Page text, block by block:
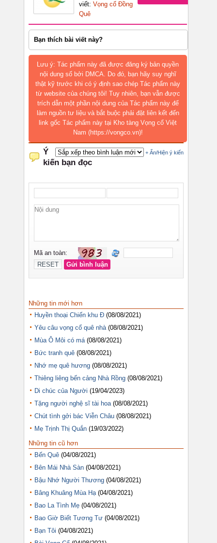
viết: Vọng cổ Đồng
Quê
Bạn thích bài viết này?
Lưu ý: Tác phẩm này đã được đăng ký bản quyền
nội dung số bởi DMCA. Do đó, bạn hãy suy nghĩ
thật kỹ trước khi có ý định sao chép Tác phẩm này
từ website của chúng tôi! Tuy nhiên, bạn vẫn được
trích dẫn một phần nội dung của Tác phẩm này để
làm nguồn tư liệu và bắt buộc phải đặt liên kết đến
link gốc Tác phẩm này tại Kho tàng Vọng cổ Việt
Nam (https://vongco.vn)!
Những tin mới hơn
Huyền thoại Chiến khu Đ (08/08/2021)
Yêu câu vọng cổ quê nhà (08/08/2021)
Mùa Ô Môi có má (08/08/2021)
Bức tranh quê (08/08/2021)
Nhớ mẹ quê hương (08/08/2021)
Thiêng liêng bến cảng Nhà Rồng (08/08/2021)
Di chúc của Người (19/04/2023)
Tặng người nghệ sĩ tài hoa (08/08/2021)
Chút tình gởi bác Viễn Châu (08/08/2021)
Mẹ Trịnh Thị Quắn (19/03/2022)
Những tin cũ hơn
Bến Quê (04/08/2021)
Bên Mái Nhà Sàn (04/08/2021)
Bậu Nhớ Người Thương (04/08/2021)
Bâng Khuâng Mùa Hạ (04/08/2021)
Bao La Tình Mẹ (04/08/2021)
Bao Giờ Biết Tương Tư (04/08/2021)
Bạn Tôi (04/08/2021)